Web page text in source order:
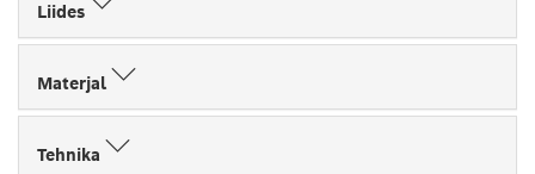
Liides
Materjal
Tehnika